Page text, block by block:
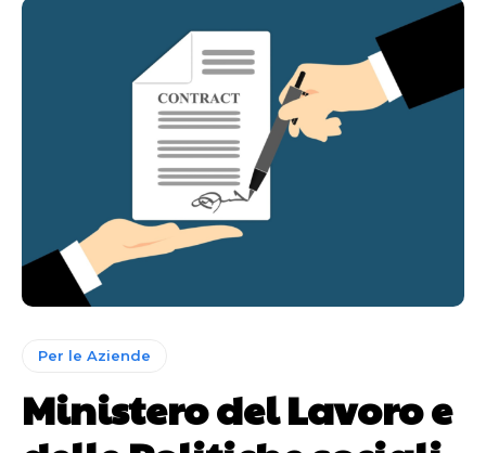
Per le Aziende
Ministero del Lavoro e